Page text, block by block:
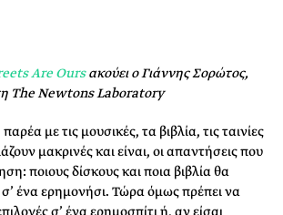
Are Oursακούει ο Γιάννης Σορώτος,
The Newtons Laboratory
με τις μουσικές, τα βιβλία, τις ταινίες
μακρινές και είναι, οι απαντήσεις που
ποιους δίσκους και ποια βιβλία θα
σ’ ένα ερημονήσι. Τώρα όμως πρέπει να
σ’ ένα ερημοσπίτι ή, αν είσαι